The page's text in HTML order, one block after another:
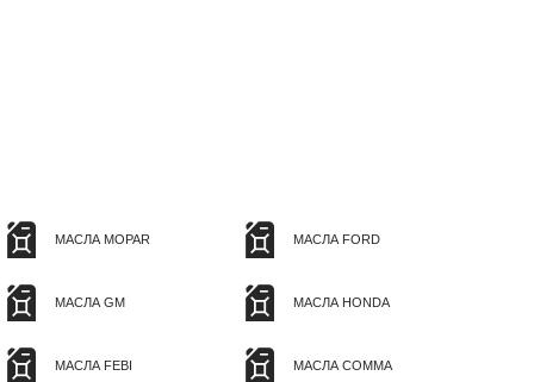
МАСЛА MOPAR
МАСЛА GM
МАСЛА FEBI
МАСЛА FORD
МАСЛА HONDA
МАСЛА COMMA